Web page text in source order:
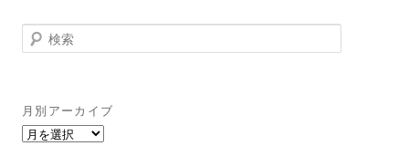
検
索
月別アーカイブ
月